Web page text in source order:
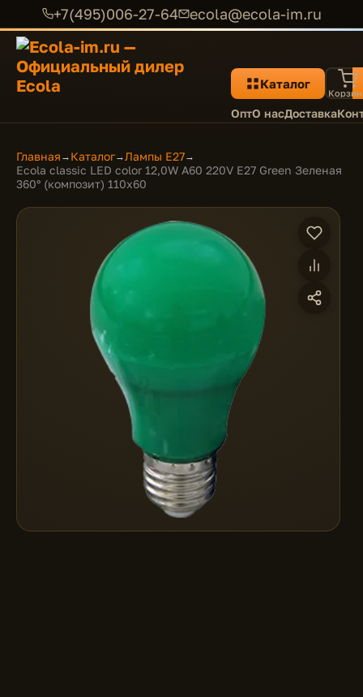
+7(495)006-27-64 ecola@ecola-im.ru
Каталог
ОптО насДоставка
Главная → Каталог→Лампы E27→
Ecola classic LED color 12,0W A60 220V E27 Green Зеленая
360° (композит) 110x60